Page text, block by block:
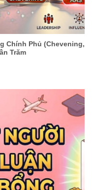
Chính Phủ (Chevening,
Trăm